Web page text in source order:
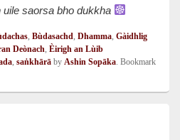
saorsa bho dukkha
, Bùdasachd, Dhamma, Gàidhlig
Deònach, Èirigh an Lùib
, saṅkhārā by Ashin Sopāka. Bookmark